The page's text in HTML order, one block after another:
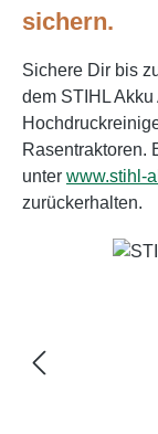
sichern.
Sichere Dir bis
dem STIHL
Rasentraktoren.
unter www.stihl-
zurückerhalten.
Bildergalerie